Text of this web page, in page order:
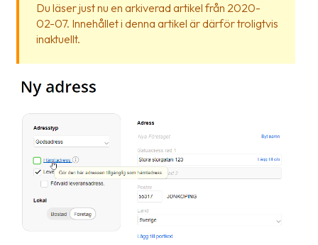
är
Fraktjakt?
Hjälp?
Vanliga
frågor
&
svar
Ordlista
Frakthandlingar
Du läser just nu en arkiverad artikel från 2020-
02-07. Innehållet i denna artikel är därför troligtvis
inaktuellt.